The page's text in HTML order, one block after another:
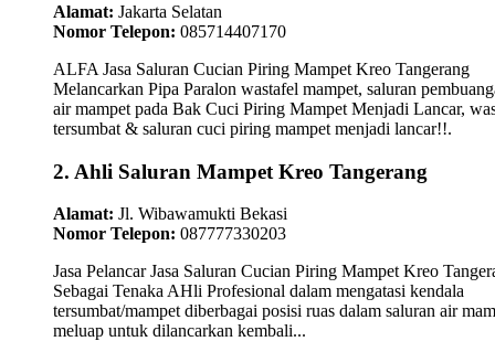
Alamat: Jakarta Selatan
Nomor Telepon: 085714407170
ALFA Jasa Saluran Cucian Piring Mampet Kreo Tangerang
Melancarkan Pipa Paralon wastafel mampet, saluran
air mampet pada Bak Cuci Piring Mampet Menjadi Lancar,
tersumbat & saluran cuci piring mampet menjadi lancar!!.
2. Ahli Saluran Mampet Kreo Tangerang
Alamat: Jl. Wibawamukti Bekasi
Nomor Telepon: 087777330203
Jasa Pelancar Jasa Saluran Cucian Piring Mampet Kreo
Sebagai Tenaka AHli Profesional dalam mengatasi kendala
tersumbat/mampet diberbagai posisi ruas dalam saluran air
meluap untuk dilancarkan kembali...